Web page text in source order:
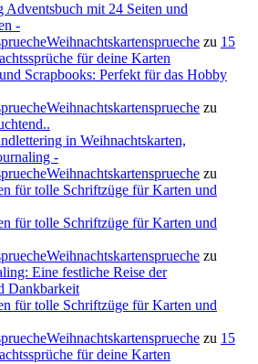
Adventsbuch mit 24 Seiten und
-
zu 15
für deine Karten
Scrapbooks: Perfekt für das Hobby
zu
in Weihnachtskarten,
-
zu
für tolle Schriftzüge für Karten und
für tolle Schriftzüge für Karten und
zu
Eine festliche Reise der
Dankbarkeit
für tolle Schriftzüge für Karten und
zu 15
für deine Karten